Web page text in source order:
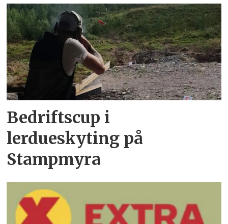
Bedriftscup i
lerdueskyting på
Stampmyra